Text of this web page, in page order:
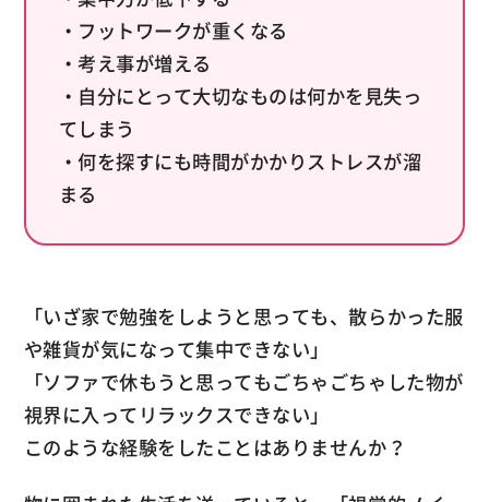
・フットワークが重くなる
・考え事が増える
・自分にとって大切なものは何かを見失っ
てしまう
・何を探すにも時間がかかりストレスが溜
まる
「いざ家で勉強をしようと思っても、散らかった服
や雑貨が気になって集中できない」
「ソファで休もうと思ってもごちゃごちゃした物が
視界に入ってリラックスできない」
このような経験をしたことはありませんか？